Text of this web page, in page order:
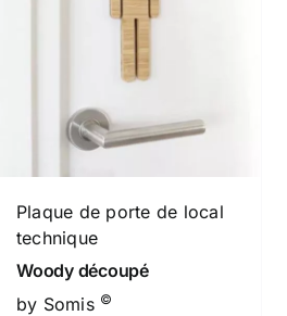
Plaque de porte de local
technique
Woody découpé
by Somis ©